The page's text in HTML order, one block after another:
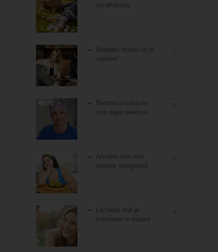
mindfulness
Stappen maken in je
carrière!
7
Borstreconstructie
met eigen weefsel
5
Afvallen met een
virtuele maagband
4
Lachend met je
hormonen in balans
3